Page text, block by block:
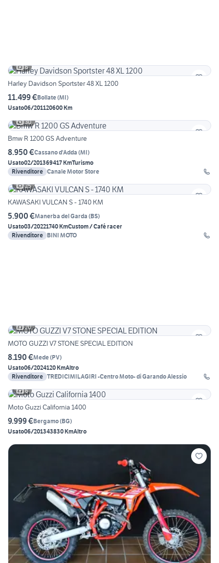
6
Harley Davidson Sportster 48 XL 1200
11.499 €Bollate(MI)
Usato06/201120600 Km
30
Bmw R 1200 GS Adventure
8.950 €Cassano d'Adda (MI)
Usato02/201369417 KmTurismo
Rivenditore Canale Motor Store
25
KAWASAKI VULCAN S - 1740 KM
5.900 €Manerba del Garda (BS)
Usato03/20221740 KmCustom / Café racer
Rivenditore BINI MOTO
20
MOTO GUZZI V7 STONE SPECIAL EDITION
8.190 €Mede(PV)
Usato06/2024120 KmAltro
Rivenditore TREDICIMILAGIRI -Centro Moto- di Garando Alessio
6
Moto Guzzi California 1400
9.999 €Bergamo(BG)
Usato06/201343830 KmAltro